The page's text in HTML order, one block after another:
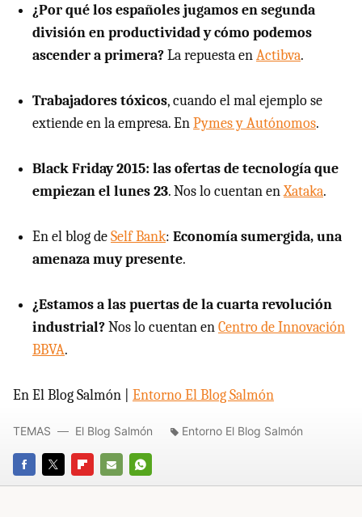
¿Por qué los españoles jugamos en segunda
división en productividad y cómo podemos
ascender a primera?La repuesta enActibva.
Trabajadores tóxicos, cuando el mal ejemplo se
extiende en la empresa. EnPymes y Autónomos.
Black Friday 2015: las ofertas de tecnología que
empiezan el lunes 23. Nos lo cuentan enXataka.
En el blog deSelf Bank: Economía sumergida, una
amenaza muy presente.
¿Estamos a las puertas de la cuarta revolución
industrial?Nos lo cuentan enCentro de Innovación
BBVA.
En El Blog Salmón | Entorno El Blog Salmón
FACEBOOK
TWITTERFLIPBOARD
E-
WHATSAPP
TEMAS El Blog Salmón Entorno El Blog Salmón